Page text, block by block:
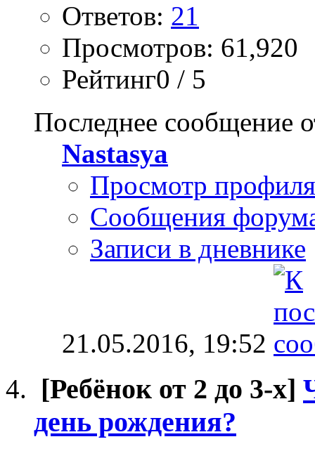
Ответов: 21
Просмотров: 61,920
Рейтинг0 / 5
Последнее сообщение
Nastasya
Просмотр профиля
Сообщения
Записи в дневнике
21.05.2016, 19:52
[Ребёнок от 2 до 3-х]
день рождения?